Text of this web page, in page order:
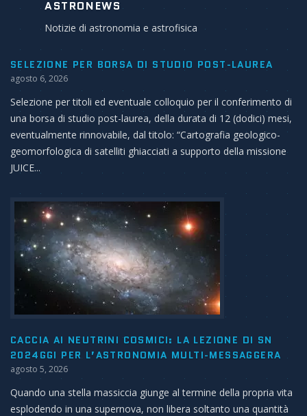
ASTRONEWS
Notizie di astronomia e astrofisica
SELEZIONE PER BORSA DI STUDIO POST-LAUREA
agosto 6, 2026
Selezione per titoli ed eventuale colloquio per il conferimento di
una borsa di studio post-laurea, della durata di 12 (dodici) mesi,
eventualmente rinnovabile, dal titolo: “Cartografia geologico-
geomorfologica di satelliti ghiacciati a supporto della missione
JUICE...
CACCIA AI NEUTRINI COSMICI: LA LEZIONE DI SN
2024GGI PER L’ASTRONOMIA MULTI-MESSAGGERA
agosto 5, 2026
Quando una stella massiccia giunge al termine della propria vita
esplodendo in una supernova, non libera soltanto una quantità